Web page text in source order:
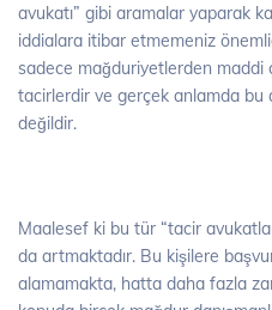
avukatı” gibi aramalar yaparak
iddialara itibar etmemeniz
sadece mağduriyetlerden maddi
tacirlerdir ve gerçek anlamda bu
değildir.
Maalesef ki bu tür “tacir
da artmaktadır. Bu kişilere
alamamakta, hatta daha fazla